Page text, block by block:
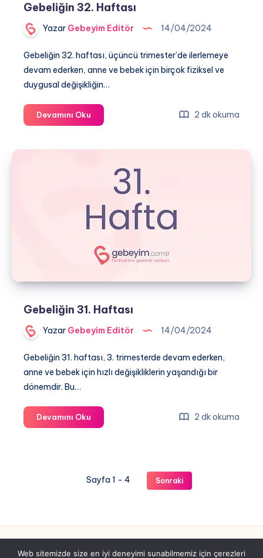
Gebeliğin 32. Haftası
Yazar Gebeyim Editör 14/04/2024
Gebeliğin 32. haftası, üçüncü trimester’de ilerlemeye
devam ederken, anne ve bebek için birçok fiziksel ve
duygusal değişikliğin…
Devamını Oku
32.
2 dk okuma
Gebeliğin 31. Haftası
Yazar Gebeyim Editör 14/04/2024
Gebeliğin 31. haftası, 3. trimesterde devam ederken,
anne ve bebek için hızlı değişikliklerin yaşandığı bir
dönemdir. Bu…
Devamını Oku
31.
2 dk okuma
Sayfa 1 - 4 Sonraki
Web sitemizde size en iyi deneyimi sunabilmemiz için çerezleri